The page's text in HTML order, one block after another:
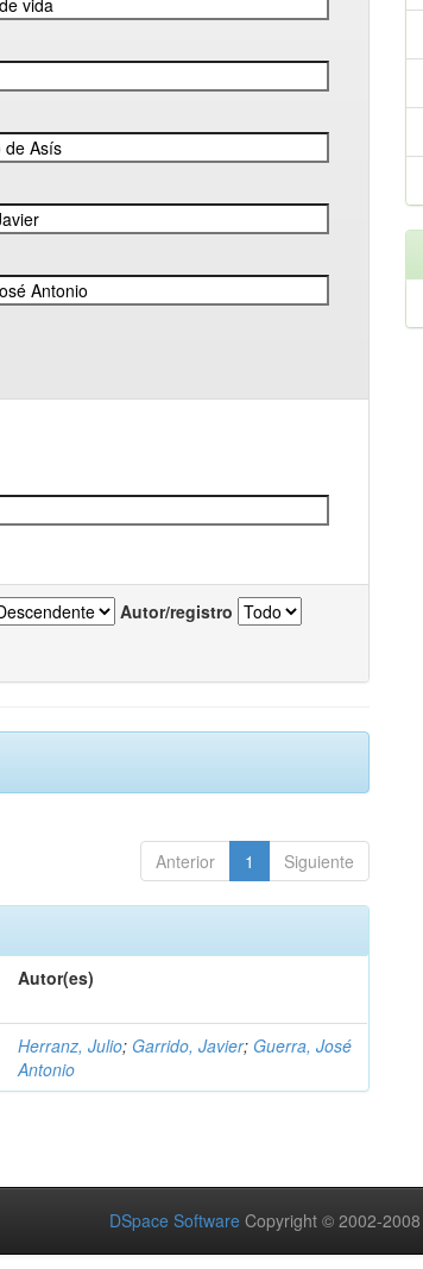
Autor/registro
Anterior 1 Siguiente
Autor(es)
Herranz, Julio; Garrido, Javier; Guerra, José
Antonio
DSpace Software Copyright © 2002-2008